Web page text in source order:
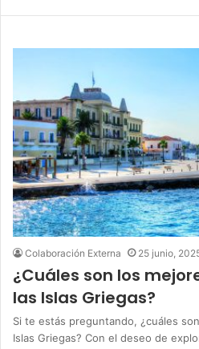
Colaboración Externa 25 junio,
¿Cuáles son los
las Islas Griegas?
Si te estás preguntando, ¿cuáles
Islas Griegas? Con el deseo de